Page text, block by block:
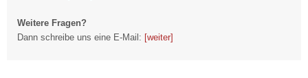
Weitere Fragen?
Dann schreibe uns eine E-Mail: [weiter]